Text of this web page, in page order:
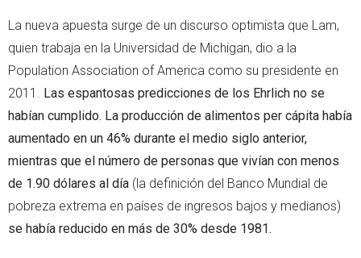
La nueva apuesta surge de un discurso optimista que Lam,
quien trabaja en la Universidad de Michigan, dio a la
Population Association of America como su presidente en
2011. Las espantosas predicciones de los Ehrlich no se
habían cumplido. La producción de alimentos per cápita había
aumentado en un 46% durante el medio siglo anterior,
mientras que el número de personas que vivían con menos
de 1.90 dólares al día (la definición del Banco Mundial de
pobreza extrema en países de ingresos bajos y medianos)
se había reducido en más de 30% desde 1981.